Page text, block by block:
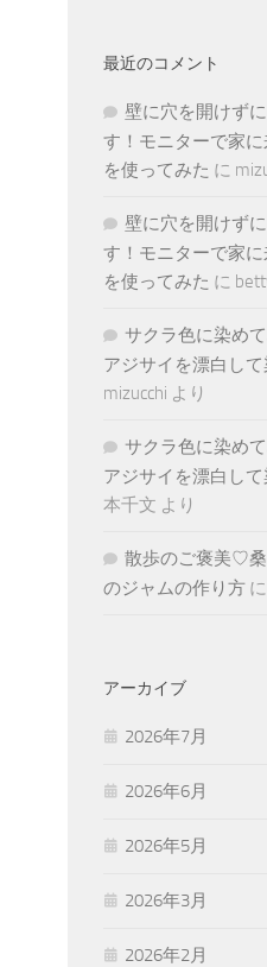
最近のコメント
壁に穴を開けず
す！モニターで家
を使ってみた に
壁に穴を開けず
す！モニターで家
を使ってみた に
サクラ色に染め
アジサイを漂白し
mizucchi より
サクラ色に染め
アジサイを漂白し
本千文 より
散歩のご褒美♡桑
のジャムの作り方 に
アーカイブ
2026年7月
2026年6月
2026年5月
2026年3月
2026年2月